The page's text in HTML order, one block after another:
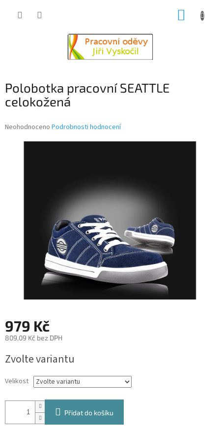
Polobotka pracovní SEATTLE
celokožená
Průměrné
Neohodnoceno Podrobnosti hodnocení
979 Kč
809,09 Kč bez DPH
cena:
Zvolte variantu
Velikost
Přidat do košíku